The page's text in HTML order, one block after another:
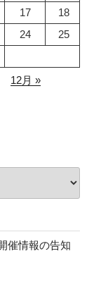
17
18
24
25
12月 »
催情報の告知